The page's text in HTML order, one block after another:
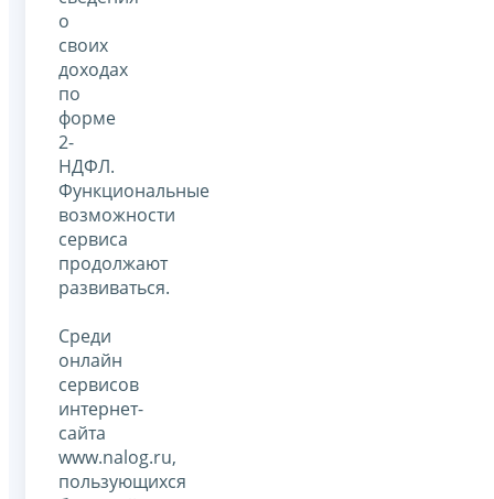
о
своих
доходах
по
форме
2-
НДФЛ.
Функциональные
возможности
сервиса
продолжают
развиваться.
Среди
онлайн
сервисов
интернет-
сайта
www.nalog.ru,
пользующихся